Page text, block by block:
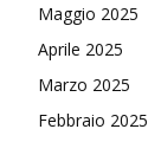
Maggio 2025
Aprile 2025
Marzo 2025
Febbraio 2025